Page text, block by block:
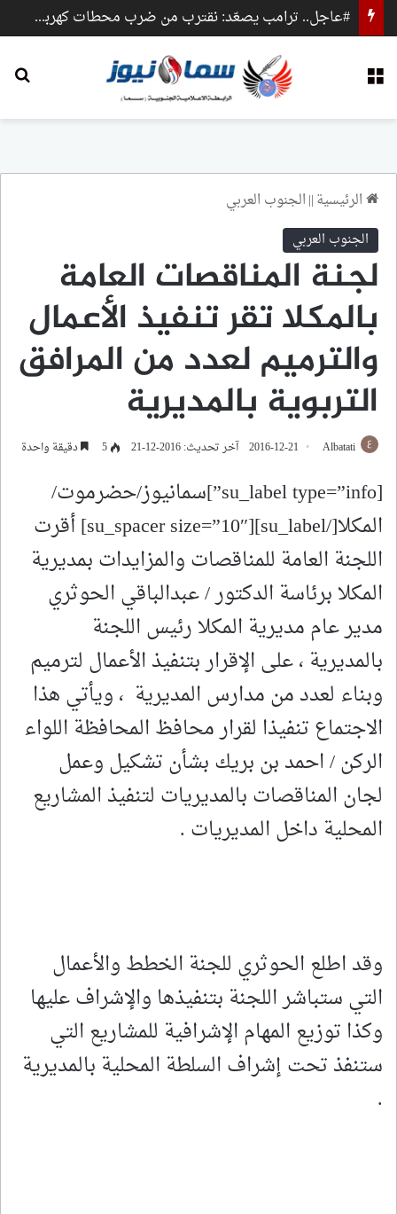
#عاجل.. ترامب يصعّد: نقترب من ضرب محطات كهرباء وجسور داخل إيران
الرئيسية||الجنوب العربي
الجنوب العربي
لجنة المناقصات العامة
بالمكلا تقر تنفيذ الأعمال
والترميم لعدد من المرافق
التربوية بالمديرية
Albatati
2016-12-21 آخر تحديث: 2016-12-21 5 دقيقة واحدة
[su_label type=”info”]سمانيوز/حضرموت/
المكلا[/su_label][su_spacer size=”10″] أقرت
اللجنة العامة للمناقصات والمزايدات بمديرية
المكلا برئاسة الدكتور / عبدالباقي الحوثري
مدير عام مديرية المكلا رئيس اللجنة
بالمديرية ، على الإقرار بتنفيذ الأعمال لترميم
وبناء لعدد من مدارس المديرية ، ويأتي هذا
الاجتماع تنفيذا لقرار محافظ المحافظة اللواء
الركن / احمد بن بريك بشأن تشكيل وعمل
لجان المناقصات بالمديريات لتنفيذ المشاريع
المحلية داخل المديريات .
وقد اطلع الحوثري للجنة الخطط والأعمال
التي ستباشر اللجنة بتنفيذها والإشراف عليها
وكذا توزيع المهام الإشرافية للمشاريع التي
ستنفذ تحت إشراف السلطة المحلية بالمديرية
.